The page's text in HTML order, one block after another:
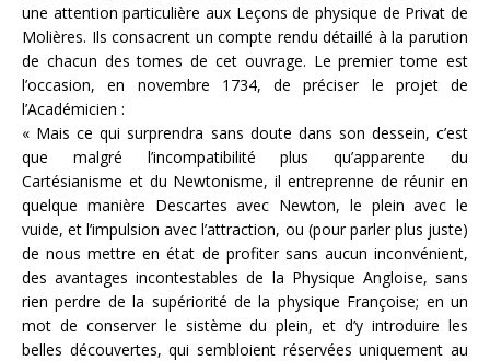
une attention particulière aux Leçons de physique de Privat de
Molières. Ils consacrent un compte rendu détaillé à la parution
de chacun des tomes de cet ouvrage. Le premier tome est
l’occasion, en novembre 1734, de préciser le projet de
l’Académicien :
« Mais ce qui surprendra sans doute dans son dessein, c’est
que malgré l’incompatibilité plus qu’apparente du
Cartésianisme et du Newtonisme, il entreprenne de réunir en
quelque manière Descartes avec Newton, le plein avec le
vuide, et l’impulsion avec l’attraction, ou (pour parler plus juste)
de nous mettre en état de profiter sans aucun inconvénient,
des avantages incontestables de la Physique Angloise, sans
rien perdre de la supériorité de la physique Françoise; en un
mot de conserver le sistème du plein, et d’y introduire les
belles découvertes, qui sembloient réservées uniquement au